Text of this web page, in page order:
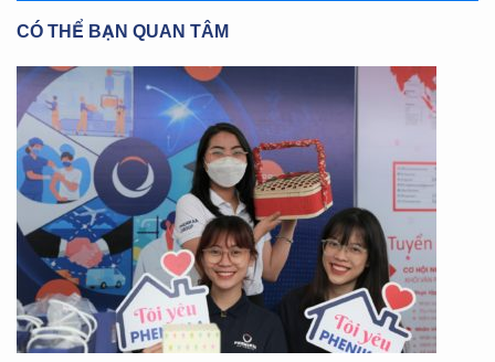
CÓ THỂ BẠN QUAN TÂM